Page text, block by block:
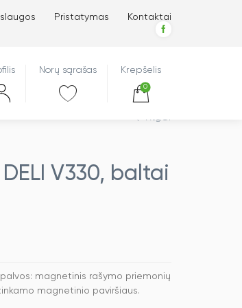
Pristatymas Kontaktai
Norų sąrašas Krepšelis
0
Atgal
V330, baltai
magnetinis rašymo priemonių
magnetinio paviršiaus.